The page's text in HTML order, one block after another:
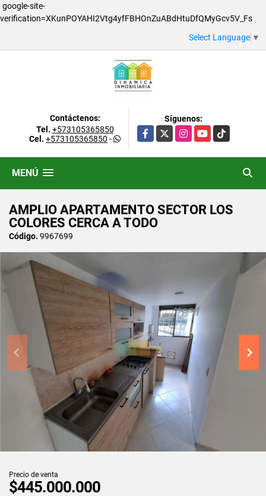
google-site-
verification=XKunPOYAHI2Vtg4yfFBHOnZuABdHtuDfQMyGcv5V_Fs
Select Language ▼
Contáctenos:
Tel. +573105365850
Cel. +573105365850 -
Síguenos:
Facebook
X InstagramYouTubeTikTok
MENÚ
AMPLIO APARTAMENTO SECTOR LOS
COLORES CERCA A TODO
Código. 9967699
Precio de venta
$445.000.000